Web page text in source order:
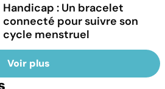
Handicap : Un bracelet
connecté pour suivre son
cycle menstruel
Voir plus